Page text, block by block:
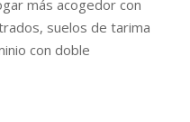
más acogedor con
suelos de tarima
con doble